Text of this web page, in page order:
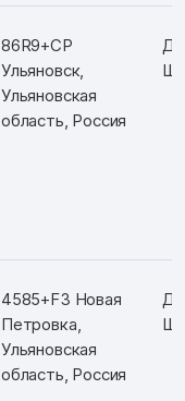
86R9+CP
Ульяновск,
Ульяновская
область, Россия
Д:
Ш:
4585+F3 Новая
Петровка,
Ульяновская
область, Россия
Д:
Ш: